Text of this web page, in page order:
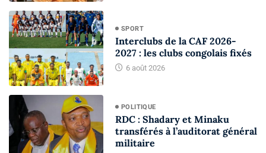
SPORT
Interclubs de la CAF 2026-
2027 : les clubs congolais fixés
6 août 2026
POLITIQUE
RDC : Shadary et Minaku
transférés à l’auditorat général
militaire